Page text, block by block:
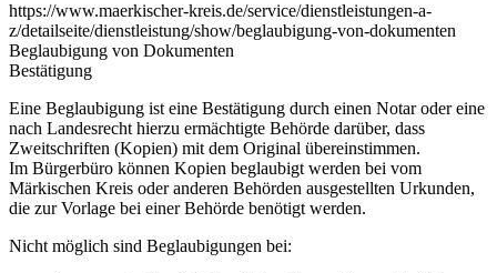
https://www.maerkischer-kreis.de/service/dienstleistungen-a-
z/detailseite/dienstleistung/show/beglaubigung-von-dokumenten
Beglaubigung von Dokumenten
Bestätigung
Eine Beglaubigung ist eine Bestätigung durch einen Notar oder eine
nach Landesrecht hierzu ermächtigte Behörde darüber, dass
Zweitschriften (Kopien) mit dem Original übereinstimmen.
Im Bürgerbüro können Kopien beglaubigt werden bei vom
Märkischen Kreis oder anderen Behörden ausgestellten Urkunden,
die zur Vorlage bei einer Behörde benötigt werden.
Nicht möglich sind Beglaubigungen bei: